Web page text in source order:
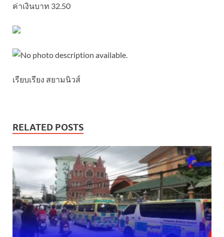
ค่าเงินบาท 32.50
เรียบเรียง สยามนิวส์
RELATED POSTS